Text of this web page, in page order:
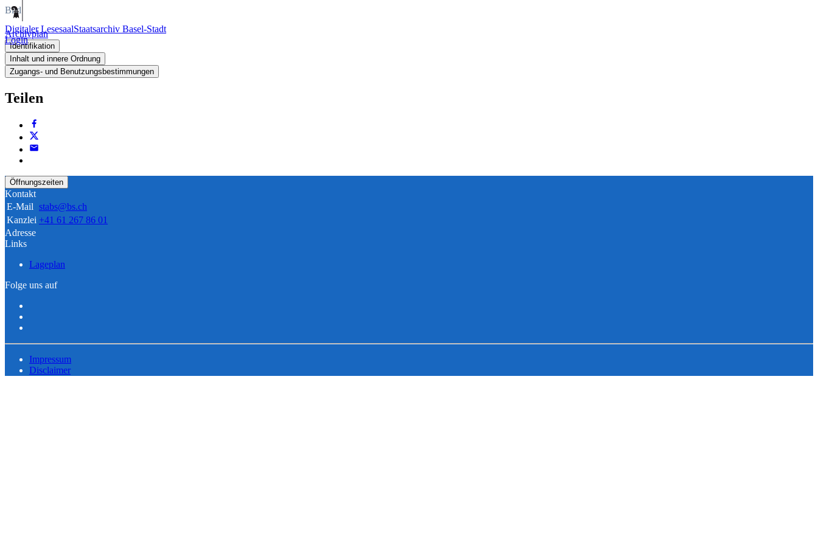
Digitaler LesesaalStaatsarchiv Basel-Stadt
Login
Bild
Archivplan
Identifikation
Inhalt und innere Ordnung
Zugangs- und Benutzungsbestimmungen
Teilen
Öffnungszeiten
Kontakt
E-Mail stabs@bs.ch
Kanzlei +41 61 267 86 01
Adresse
Links
Lageplan
Folge uns auf
Impressum
Disclaimer